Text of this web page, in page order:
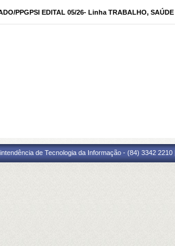
PPGPSI EDITAL 05/26- Linha TRABALHO,
de Tecnologia da Informação - (84) 3342